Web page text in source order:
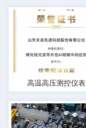
高温高压测控仪表